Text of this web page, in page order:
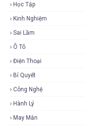
Học Tập
Kinh Nghiệm
Sai Lầm
Ô Tô
Điện Thoại
Bí Quyết
Công Nghệ
Hành Lý
May Mắn